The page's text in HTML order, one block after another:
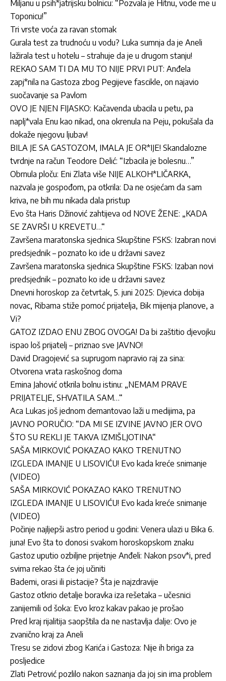
Miljanu u psih*jatrijsku bolnicu: “Pozvala je Hitnu, vode me u
Toponicu!”
Tri vrste voća za ravan stomak
Gurala test za trudnoću u vodu? Luka sumnja da je Aneli
lažirala test u hotelu – strahuje da je u drugom stanju!
REKAO SAM TI DA MU TO NIJE PRVI PUT: Anđela
zapj*nila na Gastoza zbog Pegijeve fascikle, on najavio
suočavanje sa Pavlom
OVO JE NJEN FIJASKO: Kačavenda ubacila u petu, pa
naplj*vala Enu kao nikad, ona okrenula na Peju, pokušala da
dokaže njegovu ljubav!
BILA JE SA GASTOZOM, IMALA JE OR*IJE! Skandalozne
tvrdnje na račun Teodore Delić: “Izbacila je bolesnu…”
Obrnula ploču: Eni Zlata više NIJE ALKOH*LIČARKA,
nazvala je gospođom, pa otkrila: Da ne osjećam da sam
kriva, ne bih mu nikada dala pristup
Evo šta Haris Džinović zahtijeva od NOVE ŽENE: „KADA
SE ZAVRŠI U KREVETU…“
Završena maratonska sjednica Skupštine FSKS: Izabran novi
predsjednik – poznato ko ide u državni savez
Završena maratonska sjednica Skupštine FSKS: Izaban novi
predsjednik – poznato ko ide u državni savez
Dnevni horoskop za četvrtak, 5. juni 2025: Djevica dobija
novac, Ribama stiže pomoć prijatelja, Bik mijenja planove, a
Vi?
GATOZ IZDAO ENU ZBOG OVOGA! Da bi zaštitio djevojku
ispao loš prijatelj – priznao sve JAVNO!
David Dragojević sa suprugom napravio raj za sina:
Otvorena vrata raskošnog doma
Emina Jahović otkrila bolnu istinu: „NEMAM PRAVE
PRIJATELJE, SHVATILA SAM…“
Aca Lukas još jednom demantovao laži u medijima, pa
JAVNO PORUČIO: “DA MI SE IZVINE JAVNO JER OVO
ŠTO SU REKLI JE TAKVA IZMIŠLJOTINA“
SAŠA MIRKOVIĆ POKAZAO KAKO TRENUTNO
IZGLEDA IMANJE U LISOVIĆU! Evo kada kreće snimanje
(VIDEO)
SAŠA MIRKOVIĆ POKAZAO KAKO TRENUTNO
IZGLEDA IMANJE U LISOVIĆU! Evo kada kreće snimanje
(VIDEO)
Počinje najljepši astro period u godini: Venera ulazi u Bika 6.
juna! Evo šta to donosi svakom horoskopskom znaku
Gastoz uputio ozbiljne prijetnje Anđeli: Nakon psov*i, pred
svima rekao šta će joj učiniti
Bademi, orasi ili pistacije? Šta je najzdravije
Gastoz otkrio detalje boravka iza rešetaka – učesnici
zanijemili od šoka: Evo kroz kakav pakao je prošao
Pred kraj rijalitija saopštila da ne nastavlja dalje: Ovo je
zvanično kraj za Aneli
Tresu se zidovi zbog Karića i Gastoza: Nije ih briga za
posljedice
Zlati Petrović pozlilo nakon saznanja da joj sin ima problem